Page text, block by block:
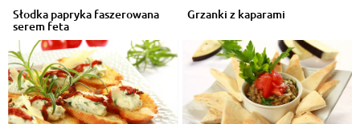
Słodka papryka faszerowana
serem feta
Grzanki z kaparami